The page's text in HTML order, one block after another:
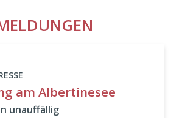
am Albertinesee
unauffällig